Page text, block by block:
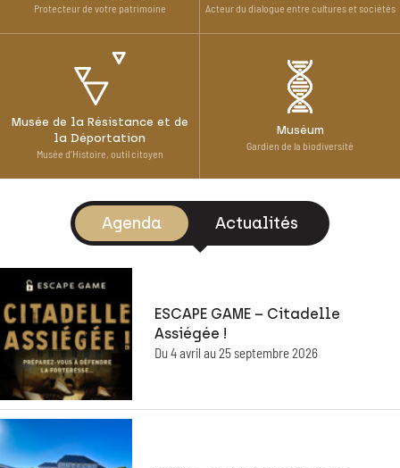
Protecteur de votre patrimoine Acteur du dialogue entre cultures et sociétés
Musée de la Résistance et de
la Déportation
Musée d’Histoire, outil citoyen
Muséum
Gardien de la biodiversité
Agenda Actualités
ESCAPE GAME – Citadelle
Assiégée !
Du 4 avril au 25 septembre 2026